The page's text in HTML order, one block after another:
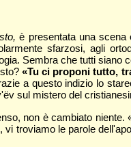
è presentata una scena
sfarzosi, agli
Sembra che tutti siano
«Tu ci proponi tutto,
a questo indizio lo
sul mistero del
non è cambiato
troviamo le parole